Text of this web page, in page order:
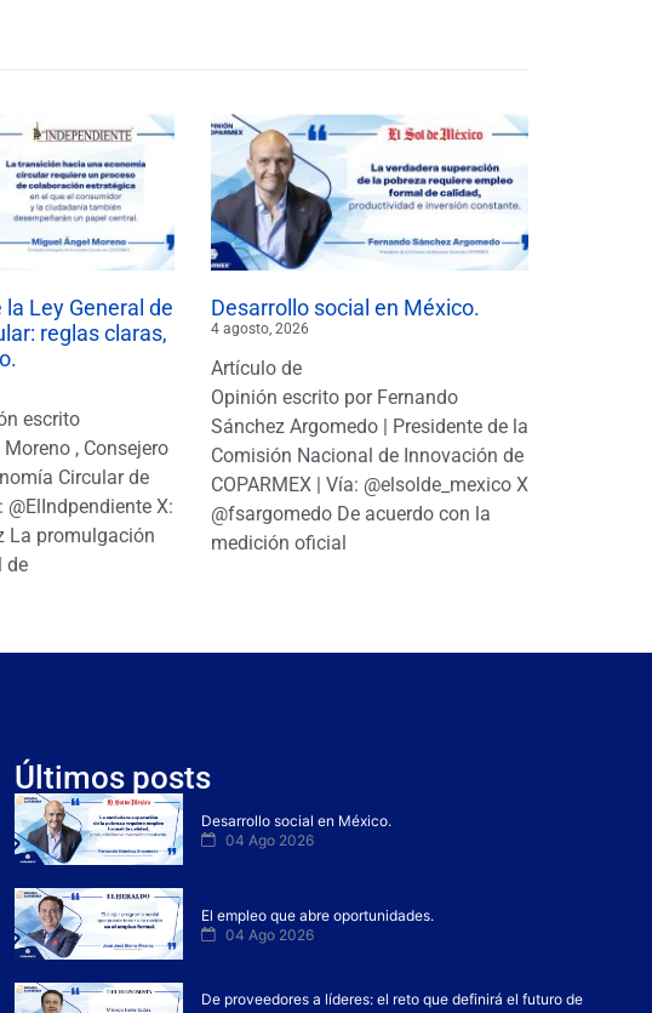
Ley General de
reglas claras,
escrito
, Consejero
Circular de
@ElIndpendiente X:
La promulgación
de
Desarrollo social en México.
4 agosto, 2026
Artículo de
Opinión escrito por Fernando
Sánchez Argomedo | Presidente de la
Comisión Nacional de Innovación de
COPARMEX | Vía: @elsolde_mexico X:
@fsargomedo De acuerdo con la
medición oficial
Últimos posts
Desarrollo social en México.
04 Ago 2026
El empleo que abre oportunidades.
04 Ago 2026
De proveedores a líderes: el reto que definirá el futuro de